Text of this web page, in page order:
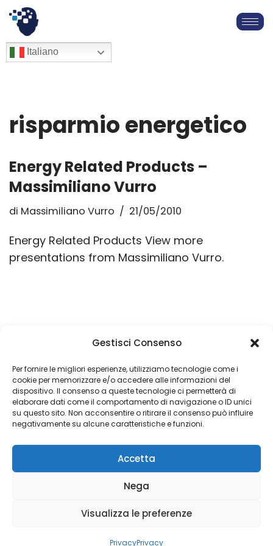
Gestisci Consenso
Per fornire le migliori esperienze, utilizziamo tecnologie come i
cookie per memorizzare e/o accedere alle informazioni del
dispositivo. Il consenso a queste tecnologie ci permetterà di
elaborare dati come il comportamento di navigazione o ID unici
su questo sito. Non acconsentire o ritirare il consenso può influire
negativamente su alcune caratteristiche e funzioni.
Accetta
Nega
Visualizza le preferenze
PrivacyPrivacy
Vai
al
English
Français
Italiano
risparmio energetico
Energy Related Products –
Massimiliano Vurro
di Massimiliano Vurro 21/05/2010
Energy Related Products View more
presentations from Massimiliano Vurro.
Copyright 2026 © Coded with ♥ by Massimiliano Vurro
Fondatore di Seetalabs®